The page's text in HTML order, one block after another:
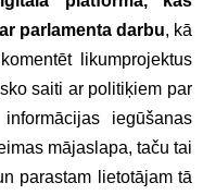
parlamenta darbu, kā
likumprojektus
saiti ar politiķiem par
iegūšanas
mājaslapa, taču tai
parastam lietotājam tā